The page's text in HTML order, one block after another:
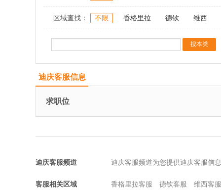
区域查找： 不限 香格里拉 德钦 维西
迪庆客服信息
求职位
迪庆客服频道 迪庆客服频道为您提供迪庆客服信
客服相关区域 香格里拉客服 德钦客服 维西客服